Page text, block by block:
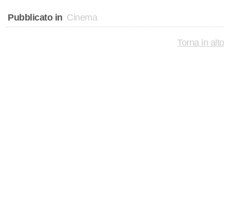
Pubblicato in Cinema
Torna in alto